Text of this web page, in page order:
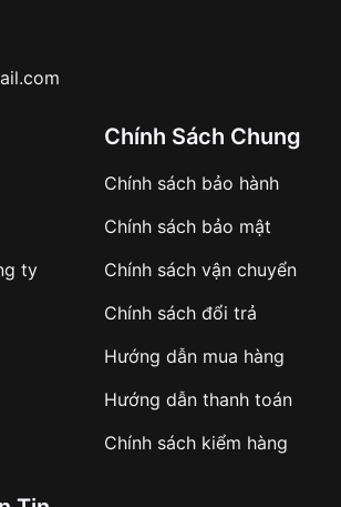
biệt
lại thanh toán khi nhận hàng hoặc
xử lý đơn hàng nhanh chóng
tình trạng hủy đơn không mong
ty
Chính Sách Chung
Chính sách bảo hành
Chính sách bảo mật
Chính sách vận chuyển
Chính sách đổi trả
Hướng dẫn mua hàng
Hướng dẫn thanh toán
Chính sách kiểm hàng